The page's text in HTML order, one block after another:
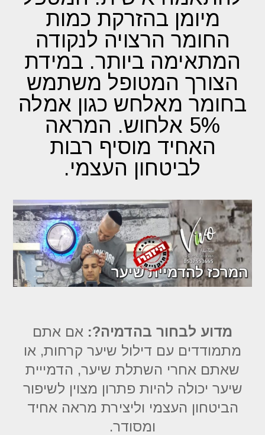
מיומן בהזרקת כמות
החומר הרצויה לנקודה
המתאימה ביותר. במידת
הצורך המטופל משתמש
בחומר מאלחש כגון אמלה
5% אלחוש. המראה
האחיד מוסיף רבות
לביטחון העצמי.
מדוע לבחור בהדמיה?: אם אתם
מתמודדים עם דילול שיער קרחות, או
שאתם אחרי השתלת שיער, הדמייית
שיער יכולה להיות פתרון מצוין לשיפור
הביטחון העצמי וליצירת מראה אחיד
ומסודר.